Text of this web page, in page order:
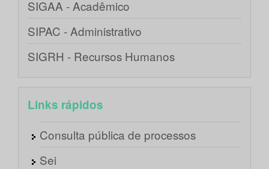
SIGAA - Acadêmico
SIPAC - Administrativo
SIGRH - Recursos Humanos
Links rápidos
Consulta pública de processos
Sei